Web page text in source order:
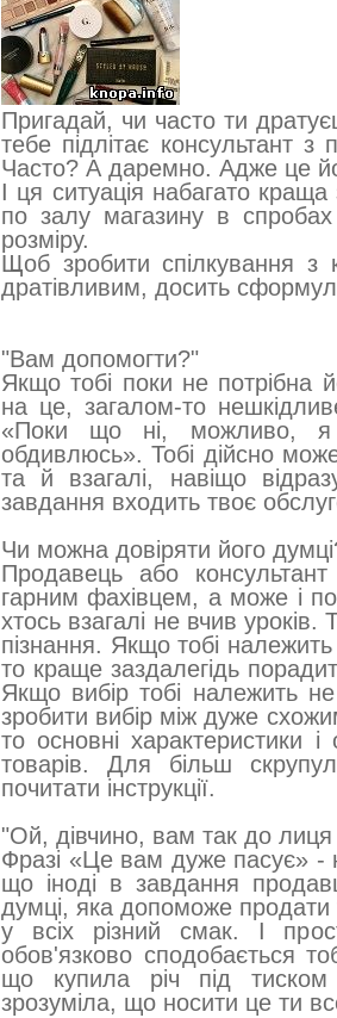
Пригадай, чи часто ти
тебе підлітає консультант
Часто? А даремно. Адже це
І ця ситуація набагато
по залу магазину в
розміру.
Щоб зробити спілкування
дратівливим, досить
"Вам допомогти?"
Якщо тобі поки не потрібна
на це, загалом-то
«Поки що ні, можливо, я
обдивлюсь». Тобі дійсно
та й взагалі, навіщо
завдання входить твоє
Чи можна довіряти його
Продавець або
гарним фахівцем, а може і
хтось взагалі не вчив
пізнання. Якщо тобі
то краще заздалегідь
Якщо вибір тобі належить
зробити вибір між дуже
то основні характеристики
товарів. Для більш
почитати інструкції.
"Ой, дівчино, вам так до
Фразі «Це вам дуже пасує» -
що іноді в завдання
думці, яка допоможе продати
у всіх різний смак. І
обов'язково сподобається
що купила річ під тиском
зрозуміла, що носити це ти